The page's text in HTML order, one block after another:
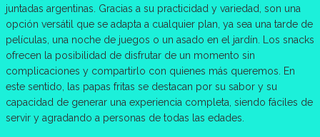
juntadas argentinas. Gracias a su practicidad y variedad, son una
opción versátil que se adapta a cualquier plan, ya sea una tarde de
películas, una noche de juegos o un asado en el jardín. Los snacks
ofrecen la posibilidad de disfrutar de un momento sin
complicaciones y compartirlo con quienes más queremos. En
este sentido, las papas fritas se destacan por su sabor y su
capacidad de generar una experiencia completa, siendo fáciles de
servir y agradando a personas de todas las edades.